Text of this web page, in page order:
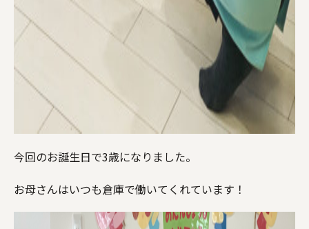
今回のお誕生日で3歳になりました。
お母さんはいつも倉庫で働いてくれています！